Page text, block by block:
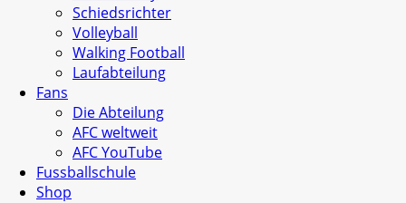
Schiedsrichter
Volleyball
Walking Football
Laufabteilung
Fans
Die Abteilung
AFC weltweit
AFC YouTube
Fussballschule
Shop